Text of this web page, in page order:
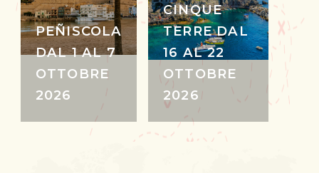
PEÑISCOLA
DAL 1 AL 7
OTTOBRE
2026
CINQUE
TERRE DAL
16 AL 22
OTTOBRE
2026